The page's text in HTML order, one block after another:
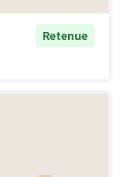
Retenue